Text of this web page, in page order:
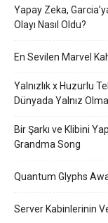
Yapay Zeka,
Olayı Nasıl Oldu?
En Sevilen Marvel
Yalnızlık x Huzurlu
Dünyada Yalnız
Bir Şarkı ve Klibini
Grandma Song
Quantum Glyphs
Server Kabinlerinin